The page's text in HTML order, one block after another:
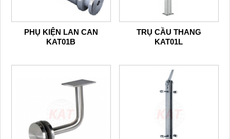
PHỤ KIỆN LAN CAN
KAT01B
TRỤ CẦU THANG
KAT01L